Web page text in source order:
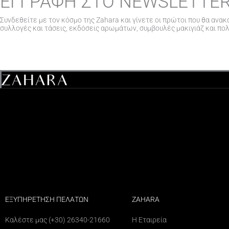
Συνδεθείτε με τον κόσμο της Zahara και γίνετε οι πρώτοι που θα
συλλογές και τάσεις, εκδόσεις αρωμάτων, συμβουλές μακιγιάζ και
ΕΞΥΠΗΡΕΤΗΣΗ ΠΕΛΑΤΩΝ
Καλέστε μας (+30) 26340-21660
ZAHARA
Η Εταιρεία